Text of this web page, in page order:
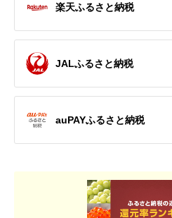
楽天ふるさと納税
JALふるさと納税
auPAYふるさと納税